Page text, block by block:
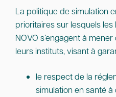
La politique de simulation
prioritaires sur lesquels les
NOVO s’engagent à
leurs instituts, visant à
le respect de la
simulation en santé